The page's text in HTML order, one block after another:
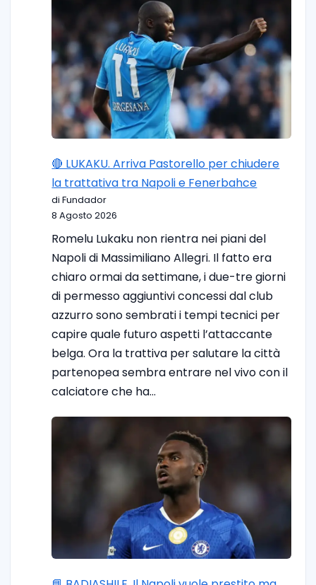
🔴 LUKAKU. Arriva Pastorello per chiudere
la trattativa tra Napoli e Fenerbahce
di Fundador
8 Agosto 2026
Romelu Lukaku non rientra nei piani del
Napoli di Massimiliano Allegri. Il fatto era
chiaro ormai da settimane, i due-tre giorni
di permesso aggiuntivi concessi dal club
azzurro sono sembrati i tempi tecnici per
capire quale futuro aspetti l’attaccante
belga. Ora la trattiva per salutare la città
partenopea sembra entrare nel vivo con il
calciatore che ha…